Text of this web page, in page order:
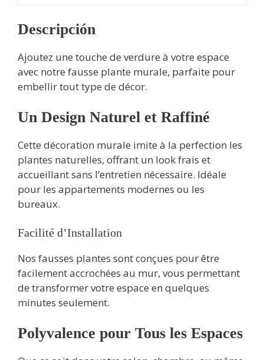
Descripción
Ajoutez une touche de verdure à votre espace
avec notre fausse plante murale, parfaite pour
embellir tout type de décor.
Un Design Naturel et Raffiné
Cette décoration murale imite à la perfection les
plantes naturelles, offrant un look frais et
accueillant sans l’entretien nécessaire. Idéale
pour les appartements modernes ou les
bureaux.
Facilité d’Installation
Nos fausses plantes sont conçues pour être
facilement accrochées au mur, vous permettant
de transformer votre espace en quelques
minutes seulement.
Polyvalence pour Tous les Espaces